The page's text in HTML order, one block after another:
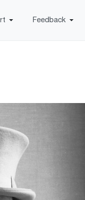
Feedback